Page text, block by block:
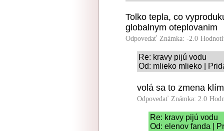
Tolko tepla, co
globalnym oteplovanim
Odpovedať Známka: -2.0
Re: kravy pijú vodu
Od: mlieko mlieko |
volá sa to zmena
Odpovedať Známka: 2.0
Re: kravy pijú vodu
Od: elenov fanda |